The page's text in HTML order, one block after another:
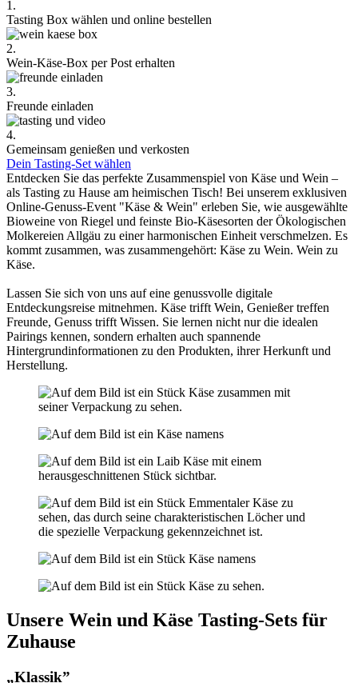
1.
Tasting Box wählen und online bestellen
2.
Wein-Käse-Box per Post erhalten
3.
Freunde einladen
4.
Gemeinsam genießen und verkosten
Dein Tasting-Set wählen
Entdecken Sie das perfekte Zusammenspiel von Käse und Wein –
als Tasting zu Hause am heimischen Tisch! Bei unserem exklusiven
Online-Genuss-Event "Käse & Wein" erleben Sie, wie ausgewählte
Bioweine von Riegel und feinste Bio-Käsesorten der Ökologischen
Molkereien Allgäu zu einer harmonischen Einheit verschmelzen. Es
kommt zusammen, was zusammengehört: Käse zu Wein. Wein zu
Käse.
Lassen Sie sich von uns auf eine genussvolle digitale
Entdeckungsreise mitnehmen. Käse trifft Wein, Genießer treffen
Freunde, Genuss trifft Wissen. Sie lernen nicht nur die idealen
Pairings kennen, sondern erhalten auch spannende
Hintergrundinformationen zu den Produkten, ihrer Herkunft und
Herstellung.
Unsere Wein und Käse Tasting-Sets für
Zuhause
„Klassik”